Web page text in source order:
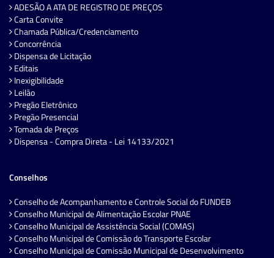
ADESÃO A ATA DE REGISTRO DE PREÇOS
Carta Convite
Chamada Pública/Credenciamento
Concorrência
Dispensa de Licitação
Editais
Inexigibilidade
Leilão
Pregão Eletrônico
Pregão Presencial
Tomada de Preços
Dispensa - Compra Direta - Lei 14133/2021
Conselhos
Conselho de Acompanhamento e Controle Social do FUNDEB
Conselho Municipal de Alimentação Escolar PNAE
Conselho Municipal de Assistência Social (COMAS)
Conselho Municipal de Comissão do Transporte Escolar
Conselho Municipal de Comissão Municipal de Desenvolvimento